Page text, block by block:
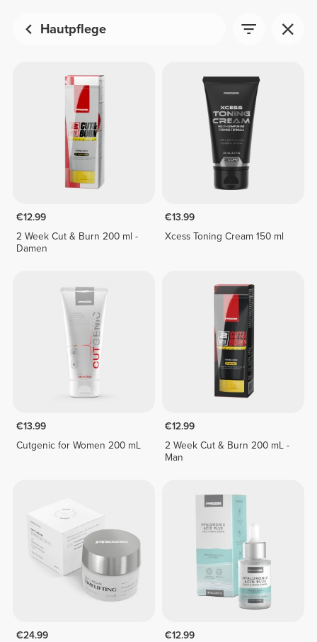
Hautpflege
€12.99
2 Week Cut & Burn 200 ml -
Damen
€13.99
Xcess Toning Cream 150 ml
€13.99
Cutgenic for Women 200 mL
€12.99
2 Week Cut & Burn 200 mL -
Man
€24.99
€12.99